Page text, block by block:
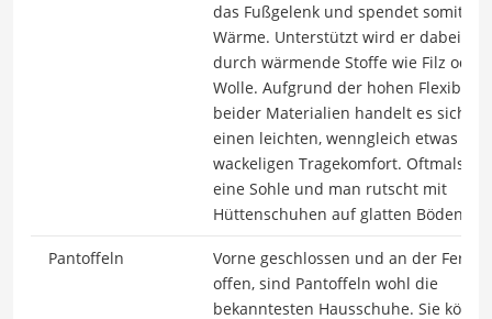
das Fußgelenk und spendet somit viel
Wärme. Unterstützt wird er dabei
durch wärmende Stoffe wie Filz oder
Wolle. Aufgrund der hohen
beider Materialien handelt es sich
einen leichten, wenngleich etwas
wackeligen Tragekomfort. Oftmals
eine Sohle und man rutscht mit
Hüttenschuhen auf glatten Böden.
Pantoffeln
Vorne geschlossen und an der Ferse
offen, sind Pantoffeln wohl die
bekanntesten Hausschuhe. Sie